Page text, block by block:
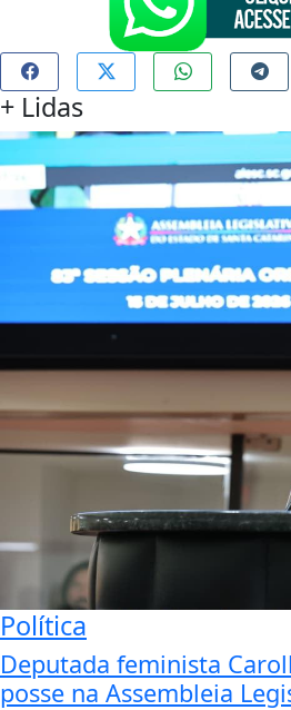
+ Lidas
Política
Deputada feminista
posse na Assembleia